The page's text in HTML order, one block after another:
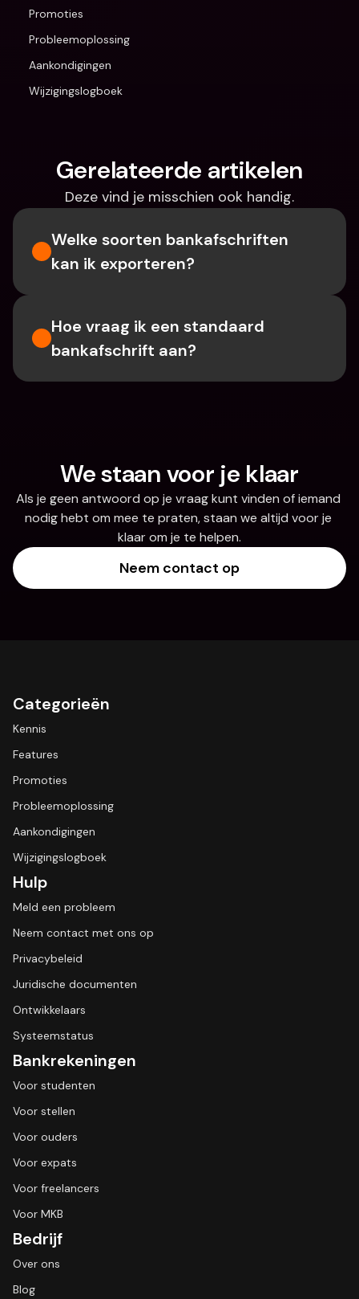
Promoties
Probleemoplossing
Aankondigingen
Wijzigingslogboek
Gerelateerde artikelen
Deze vind je misschien ook handig.
Welke soorten bankafschriften
kan ik exporteren?
Hoe vraag ik een standaard
bankafschrift aan?
We staan voor je klaar
Als je geen antwoord op je vraag kunt vinden of iemand
nodig hebt om mee te praten, staan we altijd voor je
klaar om je te helpen.
Neem contact op
Categorieën
Kennis
Features
Promoties
Probleemoplossing
Aankondigingen
Wijzigingslogboek
Hulp
Meld een probleem
Neem contact met ons op
Privacybeleid
Juridische documenten
Ontwikkelaars
Systeemstatus
Bankrekeningen
Voor studenten
Voor stellen
Voor ouders
Voor expats
Voor freelancers
Voor MKB
Bedrijf
Over ons
Blog